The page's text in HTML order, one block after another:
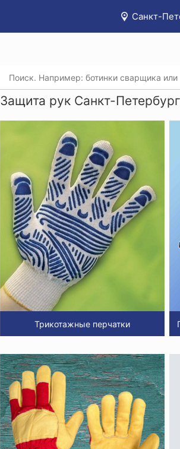
Санкт-
Защита рук Санкт-Петербург
Трикотажные перчатки